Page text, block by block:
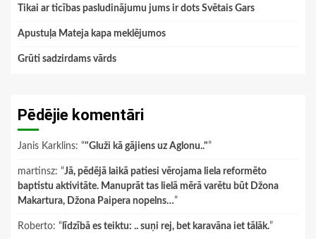
Tikai ar ticības pasludinājumu jums ir dots Svētais Gars
Apustuļa Mateja kapa meklējumos
Grūti sadzirdams vārds
Pēdējie komentāri
Janis Karklins: “"Gluži kā gājiens uz Aglonu.."”
martinsz: “Jā, pēdējā laikā patiesi vērojama liela reformēto
baptistu aktivitāte. Manuprāt tas lielā mērā varētu būt Džona
Makartura, Džona Paipera nopelns…”
Roberto: “ līdzībā es teiktu: .. suņi rej, bet karavāna iet tālāk.”